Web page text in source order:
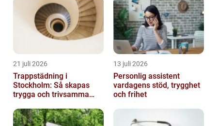
21 juli 2026
Trappstädning i
Stockholm: Så skapas
trygga och trivsamma
13 juli 2026
Personlig assistent
vardagens stöd, trygghet
och frihet